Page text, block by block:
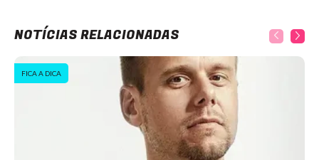
NOTÍCIAS RELACIONADAS
FICA A DICA